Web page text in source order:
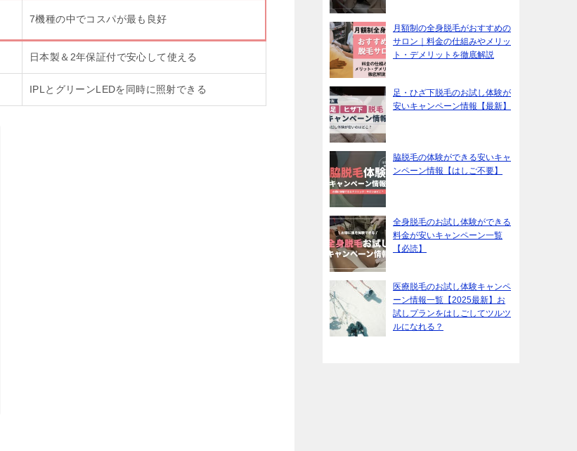
7機種の中でコスパが最も良好
日本製＆2年保証付で安心して使える
IPLとグリーンLEDを同時に照射できる
月額制の全身脱毛がおすすめの
サロン｜料金の仕組みやメリッ
ト・デメリットを徹底解説
足・ひざ下脱毛のお試し体験が
安いキャンペーン情報【最新】
脇脱毛の体験ができる安いキャ
ンペーン情報【はしご不要】
全身脱毛のお試し体験ができる
料金が安いキャンペーン一覧
【必読】
医療脱毛のお試し体験キャンペ
ーン情報一覧【2025最新】お
試しプランをはしごしてツルツ
ルになれる？